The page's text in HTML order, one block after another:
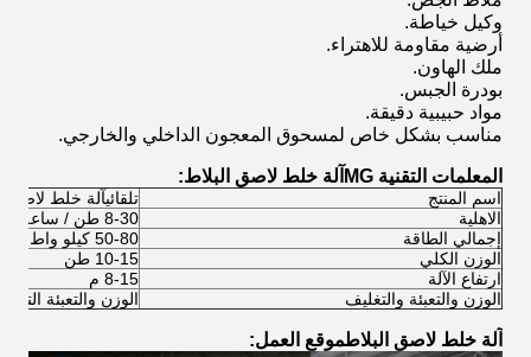
وكيل خياطة.
أرضية مقاومة للاهتراء.
ملك الهاون.
بودرة الجبس.
مواد حبيبية دقيقة.
مناسب بشكل خاص لمسحوق المعجون الداخلي والخارجي.
المعلمات التقنية MG آلة خلط لاصق البلاط:
اسم المنتج تلقائيآلة خلط لاصق
الاهلية
8-30 طن / ساعة
إجمالي الطاقة
50-80 كيلو واط
الوزن الكلي
10-15 طن
ارتفاع الآلة
8-15 م
الوزن والتعبئة والتغليف
الوزن والتعبئة
آلة خلط لاصق البلاطموقع العمل: